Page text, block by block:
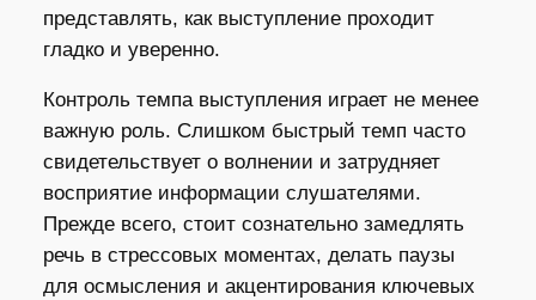
представлять, как выступление проходит
гладко и уверенно.
Контроль темпа выступления играет не менее
важную роль. Слишком быстрый темп часто
свидетельствует о волнении и затрудняет
восприятие информации слушателями.
Прежде всего, стоит сознательно замедлять
речь в стрессовых моментах, делать паузы
для осмысления и акцентирования ключевых